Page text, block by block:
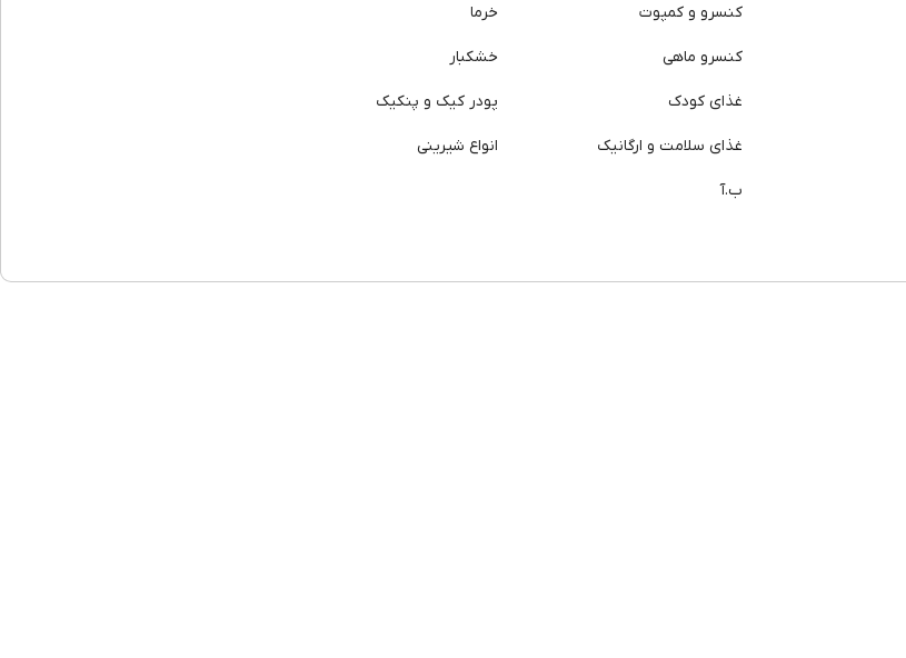
کنسرو و کمپوت
کنسرو ماهی
غذای کودک
غذای سلامت و ارگانیک
ب.آ
خرما
خشکبار
پودر کیک و پنکیک
انواع شیرینی